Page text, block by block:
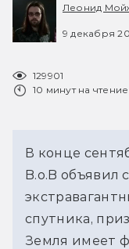
Леонид
9 декабря
129901
10 минут на чтение
В конце
B.o.B объявил
спутника,
Земля имеет